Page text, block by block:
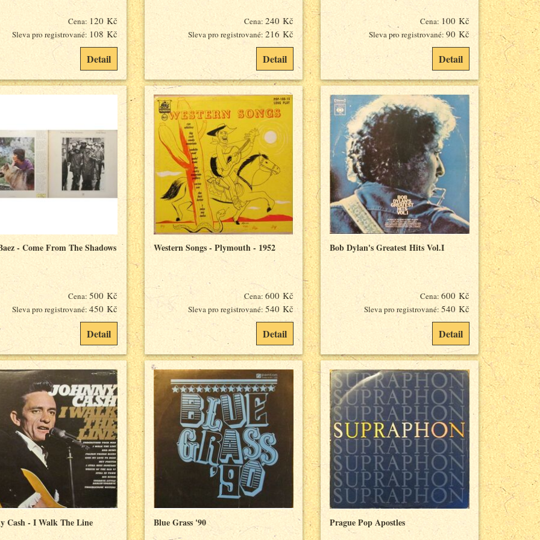
Cena: 120 Kč
Sleva pro registrované: 108 Kč
Detail
Cena: 240 Kč
Sleva pro registrované: 216 Kč
Detail
Cena: 100 Kč
Sleva pro registrované: 90 Kč
Detail
- Come From The Shadows
Cena: 500 Kč
Sleva pro registrované: 450 Kč
Detail
Western Songs - Plymouth - 1952
Cena: 600 Kč
Sleva pro registrované: 540 Kč
Detail
Bob Dylan's Greatest Hits Vol.I
Cena: 600 Kč
Sleva pro registrované: 540 Kč
Detail
Cash - I Walk The Line Blue Grass '90 Prague Pop Apostles